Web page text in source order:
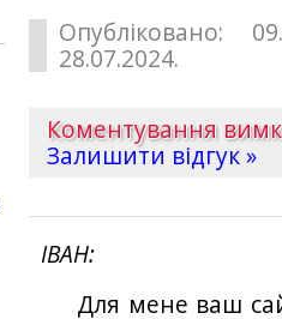
Опубліковано:
28.07.2024.
Коментування
Залишити відгук »
ІВАН
Для мене ваш